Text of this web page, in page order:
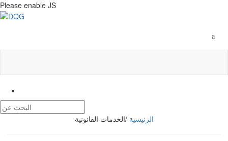
Please enable JS
الرئيسية /الخدمات القانونية